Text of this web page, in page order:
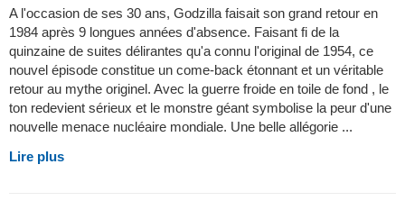
A l'occasion de ses 30 ans, Godzilla faisait son grand retour en
1984 après 9 longues années d'absence. Faisant fi de la
quinzaine de suites délirantes qu'a connu l'original de 1954, ce
nouvel épisode constitue un come-back étonnant et un véritable
retour au mythe originel. Avec la guerre froide en toile de fond , le
ton redevient sérieux et le monstre géant symbolise la peur d'une
nouvelle menace nucléaire mondiale. Une belle allégorie ...
Lire plus